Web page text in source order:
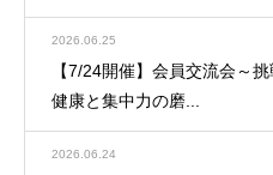
2026.06.25
【7/24開催】会員交流会～
健康と集中力の磨...
2026.06.24